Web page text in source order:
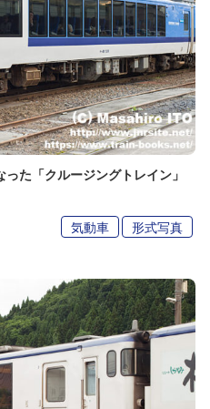
た「クルージングトレイン」
気動車 形式写真